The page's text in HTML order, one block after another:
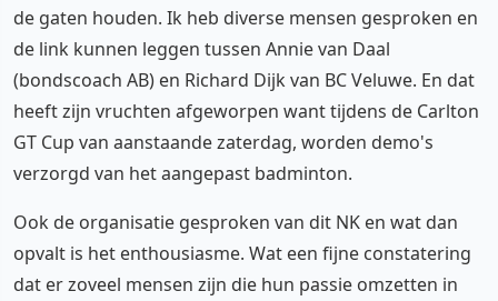
de gaten houden. Ik heb diverse mensen gesproken en
de link kunnen leggen tussen Annie van Daal
(bondscoach AB) en Richard Dijk van BC Veluwe. En dat
heeft zijn vruchten afgeworpen want tijdens de Carlton
GT Cup van aanstaande zaterdag, worden demo's
verzorgd van het aangepast badminton.
Ook de organisatie gesproken van dit NK en wat dan
opvalt is het enthousiasme. Wat een fijne constatering
dat er zoveel mensen zijn die hun passie omzetten in